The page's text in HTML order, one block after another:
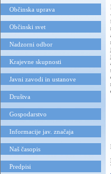
Občinska uprava
Občinski svet
Nadzorni odbor
Krajevne skupnosti
Javni zavodi in ustanove
Društva
Gospodarstvo
Informacije jav. značaja
Naš časopis
Predpisi